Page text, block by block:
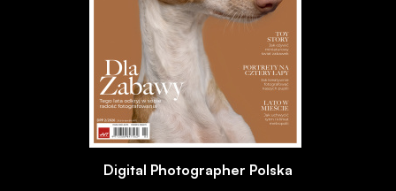
Digital Photographer Polska